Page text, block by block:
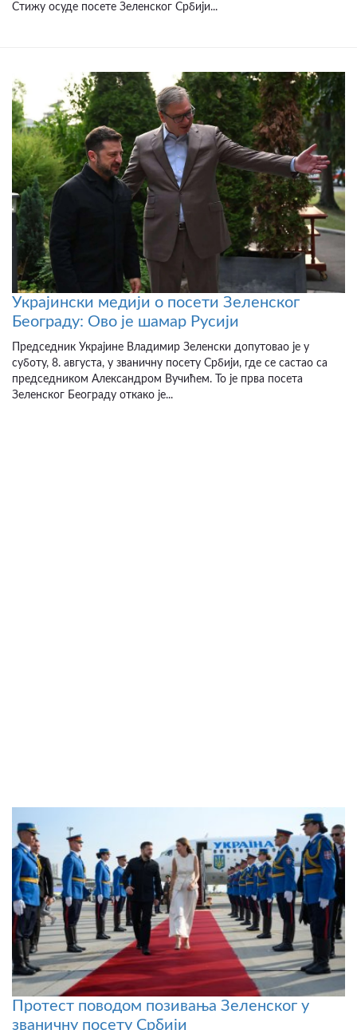
Стижу осуде посете Зеленског Србији...
Украјински медији о посети Зеленског
Београду: Ово је шамар Русији
Председник Украјине Владимир Зеленски допутовао је у
суботу, 8. августа, у званичну посету Србији, где се састао са
председником Александром Вучићем. То је прва посета
Зеленског Београду откако је...
Протест поводом позивања Зеленског у
званичну посету Србији